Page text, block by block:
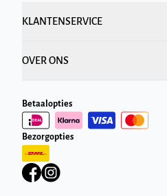
KLANTENSERVICE
OVER ONS
Betaalopties
Bezorgopties